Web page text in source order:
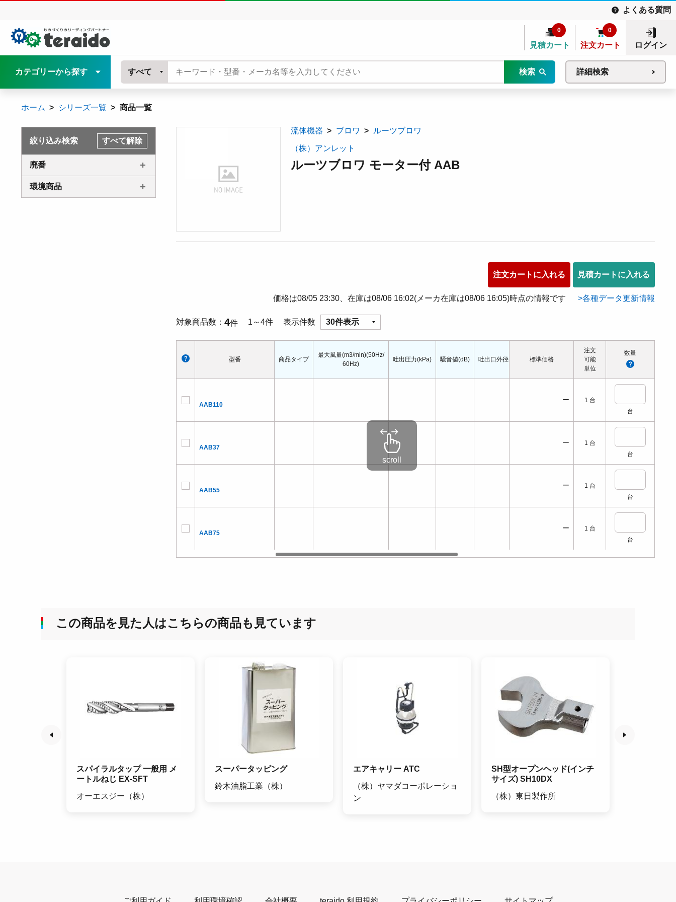
よくある質問
見積カート
0
注文カート
0
ログイン
カテゴリーから探す すべて 検索 詳細検索
ホーム シリーズ一覧 商品一覧
絞り込み検索 すべて解除
廃番
環境商品
流体機器 ブロワ ルーツブロワ
（株）アンレット
ルーツブロワ モーター付 AAB
注文カートに入れる 見積カートに入れる
価格は08/05 23:30、在庫は08/06 16:02(メーカ在庫は08/06 16:05)時点の情報です 各種データ更新情報
対象商品数 4件 1～4件 表示件数 30件表示
型番
AAB110
AAB37
AAB55
AAB75
商品タイプ
最大風量(m3/min)(50Hz/
60Hz)
吐出圧力(kPa) 騒音値(dB) 吐出口外径(mm) 回転数(min-1)
標準価格
注文
可能
単位
数量
ー 1 台
台
ー 1 台
台
ー 1 台
台
ー 1 台
台
この商品を見た人はこちらの商品も見ています
スパイラルタップ 一般用 メ
ートルねじ EX-SFT
オーエスジー（株）
スーパータッピング
鈴木油脂工業（株）
エアキャリー ATC
（株）ヤマダコーポレーショ
ン
SH型オープンヘッド(インチ
サイズ) SH10DX
（株）東日製作所